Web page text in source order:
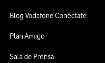
Blog Vodafone Conéctate
Plan Amigo
Sala de Prensa